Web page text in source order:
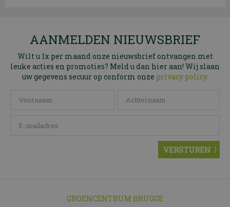
AANMELDEN NIEUWSBRIEF
Wilt u 1x per maand onze nieuwsbrief ontvangen met
leuke acties en promoties? Meld u dan hier aan! Wij slaan
uw gegevens secuur op conform onze privacy policy.
GROENCENTRUM BRUGGE